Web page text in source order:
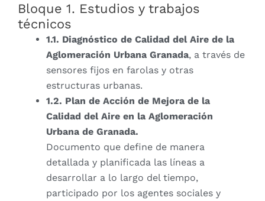
Bloque 1. Estudios y trabajos
técnicos
1.1. Diagnóstico de Calidad del Aire de la
Aglomeración Urbana Granada, a través de
sensores fijos en farolas y otras
estructuras urbanas.
1.2. Plan de Acción de Mejora de la
Calidad del Aire en la Aglomeración
Urbana de Granada.
Documento que define de manera
detallada y planificada las líneas a
desarrollar a lo largo del tiempo,
participado por los agentes sociales y